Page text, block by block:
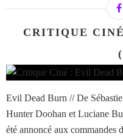
CRITIQUE
Evil Dead Burn // De
Hunter Doohan et Luciane
été annoncé aux